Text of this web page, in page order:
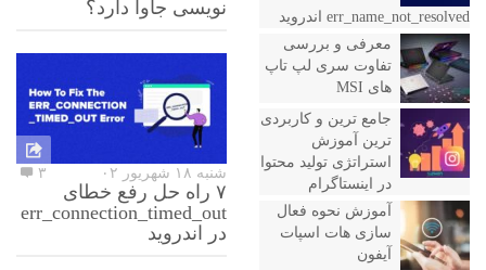
err_name_not_resolved اندروید
معرفی و بررسی
تفاوت سری لپ تاپ
های MSI
جامع ترین و کاربردی
ترین آموزش
استراتژی تولید محتوا
در اینستاگرام
آموزش نحوه فعال
سازی هات اسپات
آیفون
نویسی جاوا دارد؟
شنبه ۱۸ شهریور ۰۲ ۳
۷ راه حل رفع خطای
err_connection_timed_out
در اندروید